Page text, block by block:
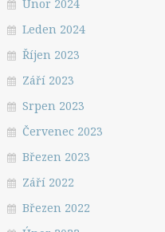
Únor 2024
Leden 2024
Říjen 2023
Září 2023
Srpen 2023
Červenec 2023
Březen 2023
Září 2022
Březen 2022